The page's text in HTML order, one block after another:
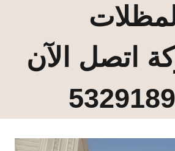
اتصل الآن